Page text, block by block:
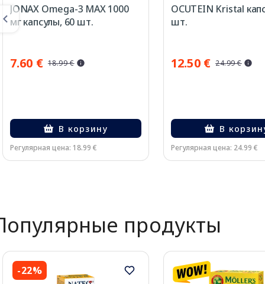
JONAX Omega-3 MAX 1000
мг капсулы, 60 шт.
7.60 € 18.99 €
В корзину
Регулярная цена: 18.99 €
OCUTEIN Kristal
шт.
12.50 € 24.99 €
В
Регулярная цена: 24.99 €
продукты
-22%